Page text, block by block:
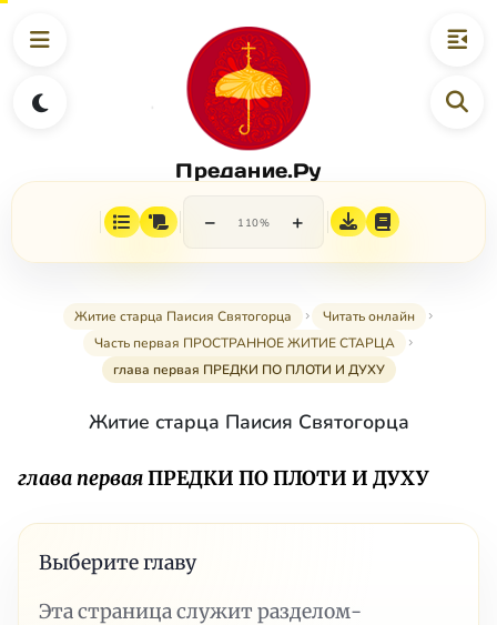
Предание.Ру
− 110% +
Житие старца Паисия Святогорца
Читать онлайн
Часть первая ПРОСТРАННОЕ ЖИТИЕ СТАРЦА
глава первая ПРЕДКИ ПО ПЛОТИ И ДУХУ
Житие старца Паисия Святогорца
глава перваяПРЕДКИ ПО ПЛОТИ И ДУХУ
Выберите главу
Эта страница служит разделом-